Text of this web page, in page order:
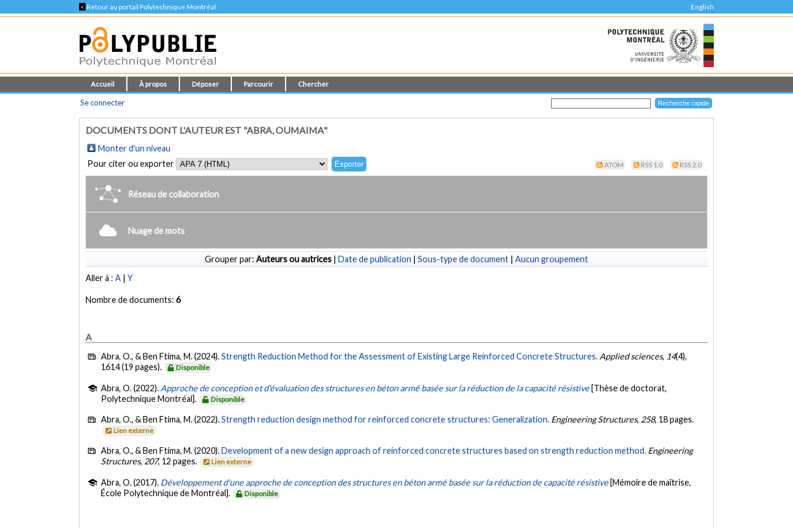
< Retour au portail Polytechnique Montréal English
Accueil À propos Déposer Parcourir Chercher
Se connecter
DOCUMENTS DONT L'AUTEUR EST "ABRA, OUMAIMA"
Monter d'un niveau
Pour citer ou exporter
ATOM RSS 1.0 RSS 2.0
Réseau de collaboration
Nuage de mots
Grouper par: Auteurs ou autrices | Date de publication | Sous-type de document | Aucun groupement
Aller à :A |Y
Nombre de documents:6
A
Abra, O., & Ben Ftima, M. (2024).Strength Reduction Method for the Assessment of Existing Large Reinforced Concrete Structures. Applied sciences, 14(4),
1614 (19 pages).
Disponible
Abra, O. (2022). Approche de conception et d'évaluation des structures en béton armé basée sur la réduction de la capacité résistive [Thèse de doctorat,
Polytechnique Montréal].
Disponible
Abra, O., & Ben Ftima, M. (2022).Strength reduction design method for reinforced concrete structures: Generalization. Engineering Structures, 258, 18 pages.
Lien externe
Abra, O., & Ben Ftima, M. (2020).Development of a new design approach of reinforced concrete structures based on strength reduction method. Engineering
Structures, 207, 12 pages. Lien externe
Abra, O. (2017). Développement d'une approche de conception des structures en béton armé basée sur la réduction de capacité résistive [Mémoire de maîtrise,
École Polytechnique de Montréal].
Disponible